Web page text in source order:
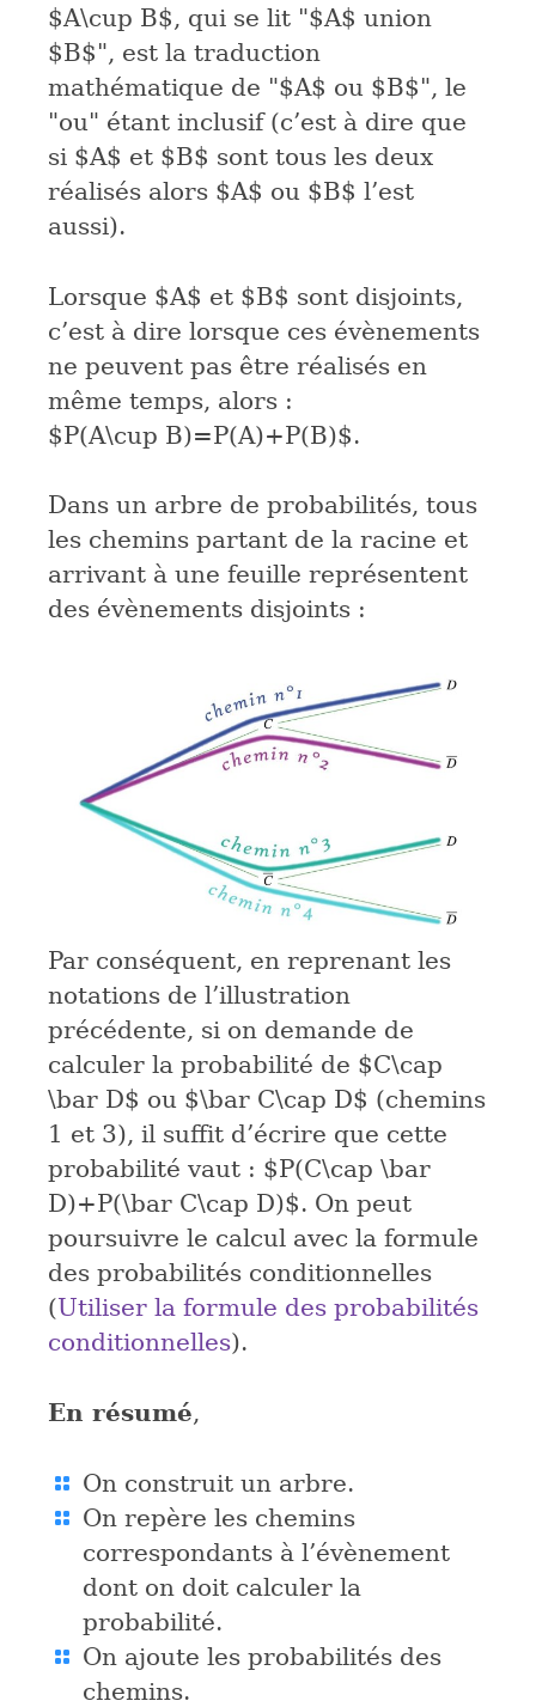
$A\cup B$, qui se lit "$A$ union
$B$", est la traduction
mathématique de "$A$ ou $B$", le
"ou" étant inclusif (c’est à dire que
si $A$ et $B$ sont tous les deux
réalisés alors $A$ ou $B$ l’est
aussi).
Lorsque $A$ et $B$ sont disjoints,
c’est à dire lorsque ces évènements
ne peuvent pas être réalisés en
même temps, alors :
$P(A\cup B)=P(A)+P(B)$.
Dans un arbre de probabilités, tous
les chemins partant de la racine et
arrivant à une feuille représentent
des évènements disjoints :
Par conséquent, en reprenant les
notations de l’illustration
précédente, si on demande de
calculer la probabilité de $C\cap
\bar D$ ou $\bar C\cap D$ (chemins
1 et 3), il suffit d’écrire que cette
probabilité vaut : $P(C\cap \bar
D)+P(\bar C\cap D)$. On peut
poursuivre le calcul avec la formule
des probabilités conditionnelles
(Utiliser la formule des probabilités
conditionnelles).
En résumé,
On construit un arbre.
On repère les chemins
correspondants à l’évènement
dont on doit calculer la
probabilité.
On ajoute les probabilités des
chemins.